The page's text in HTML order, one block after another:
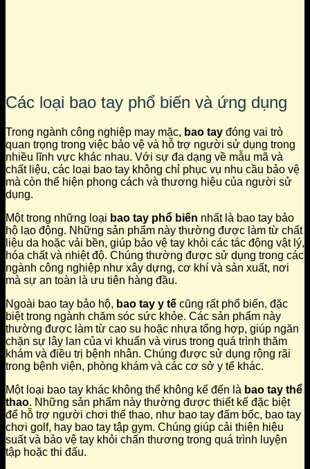
Các loại bao tay phổ biến và ứng dụng
Trong ngành công nghiệp may mặc, bao tay đóng vai trò
quan trọng trong việc bảo vệ và hỗ trợ người sử dụng trong
nhiều lĩnh vực khác nhau. Với sự đa dạng về mẫu mã và
chất liệu, các loại bao tay không chỉ phục vụ nhu cầu bảo vệ
mà còn thể hiện phong cách và thương hiệu của người sử
dụng.
Một trong những loại bao tay phổ biến nhất là bao tay bảo
hộ lao động. Những sản phẩm này thường được làm từ chất
liệu da hoặc vải bền, giúp bảo vệ tay khỏi các tác động vật lý,
hóa chất và nhiệt độ. Chúng thường được sử dụng trong các
ngành công nghiệp như xây dựng, cơ khí và sản xuất, nơi
mà sự an toàn là ưu tiên hàng đầu.
Ngoài bao tay bảo hộ, bao tay y tế cũng rất phổ biến, đặc
biệt trong ngành chăm sóc sức khỏe. Các sản phẩm này
thường được làm từ cao su hoặc nhựa tổng hợp, giúp ngăn
chặn sự lây lan của vi khuẩn và virus trong quá trình thăm
khám và điều trị bệnh nhân. Chúng được sử dụng rộng rãi
trong bệnh viện, phòng khám và các cơ sở y tế khác.
Một loại bao tay khác không thể không kể đến là bao tay thể
thao. Những sản phẩm này thường được thiết kế đặc biệt
để hỗ trợ người chơi thể thao, như bao tay đấm bốc, bao tay
chơi golf, hay bao tay tập gym. Chúng giúp cải thiện hiệu
suất và bảo vệ tay khỏi chấn thương trong quá trình luyện
tập hoặc thi đấu.